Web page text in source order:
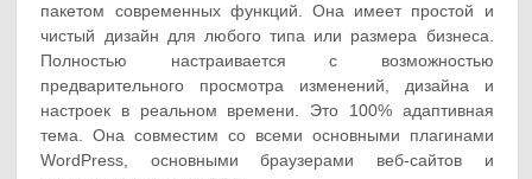
пакетом современных функций. Она имеет простой и
чистый дизайн для любого типа или размера бизнеса.
Полностью настраивается с возможностью
предварительного просмотра изменений, дизайна и
настроек в реальном времени. Это 100% адаптивная
тема. Она совместим со всеми основными плагинами
WordPress, основными браузерами веб-сайтов и